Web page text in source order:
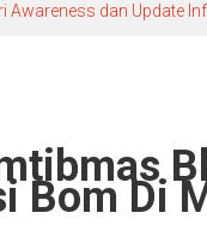
Awareness dan Update
Bom Di